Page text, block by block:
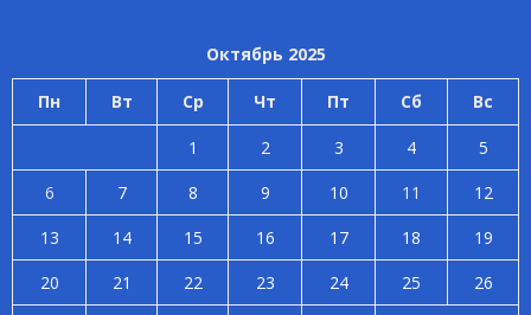
Октябрь 2025
Пн Вт Ср Чт Пт Сб Вс
1 2 3 4
5
6
7 8 9 10 11
12
13
14 15 16 17 18
19
20
21 22 23 24 25
26